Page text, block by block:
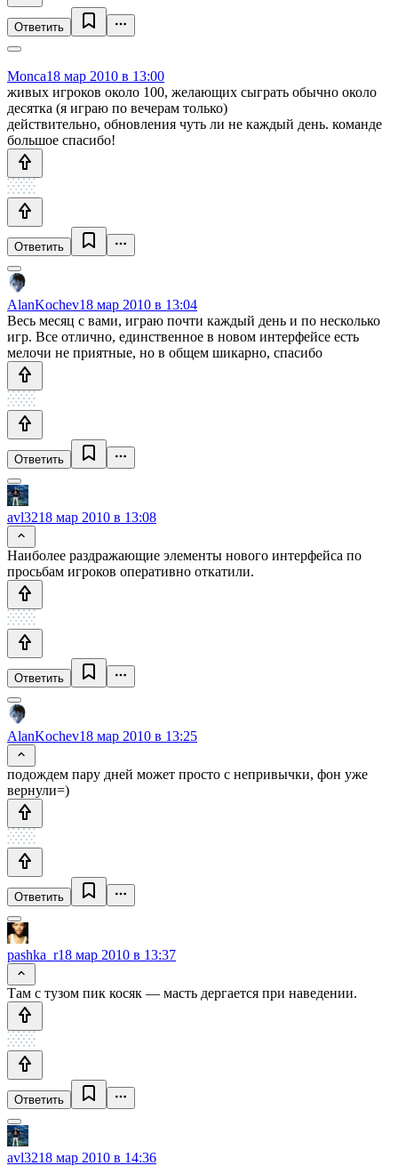
Ответить
Monca18 мар 2010 в 13:00
живых игроков около 100, желающих сыграть обычно около
десятка (я играю по вечерам только)
действительно, обновления чуть ли не каждый день. команде
большое спасибо!
Ответить
AlanKochev18 мар 2010 в 13:04
Весь месяц с вами, играю почти каждый день и по несколько
игр. Все отлично, единственное в новом интерфейсе есть
мелочи не приятные, но в общем шикарно, спасибо
Ответить
avl3218 мар 2010 в 13:08
Наиболее раздражающие элементы нового интерфейса по
просьбам игроков оперативно откатили.
Ответить
AlanKochev18 мар 2010 в 13:25
подождем пару дней может просто с непривычки, фон уже
вернули=)
Ответить
pashka_r18 мар 2010 в 13:37
Там с тузом пик косяк — масть дергается при наведении.
Ответить
avl3218 мар 2010 в 14:36